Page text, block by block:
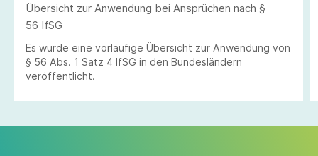
Übersicht zur Anwendung bei Ansprüchen nach §
56 IfSG
Es wurde eine vorläufige Übersicht zur Anwendung von
§ 56 Abs. 1 Satz 4 IfSG in den Bundesländern
veröffentlicht.